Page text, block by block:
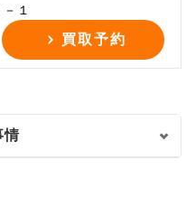
１
買取予約
情